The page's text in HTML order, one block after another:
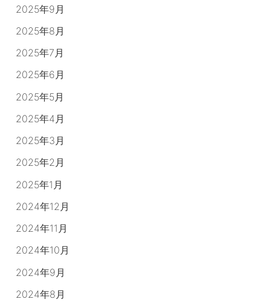
2025年9月
2025年8月
2025年7月
2025年6月
2025年5月
2025年4月
2025年3月
2025年2月
2025年1月
2024年12月
2024年11月
2024年10月
2024年9月
2024年8月